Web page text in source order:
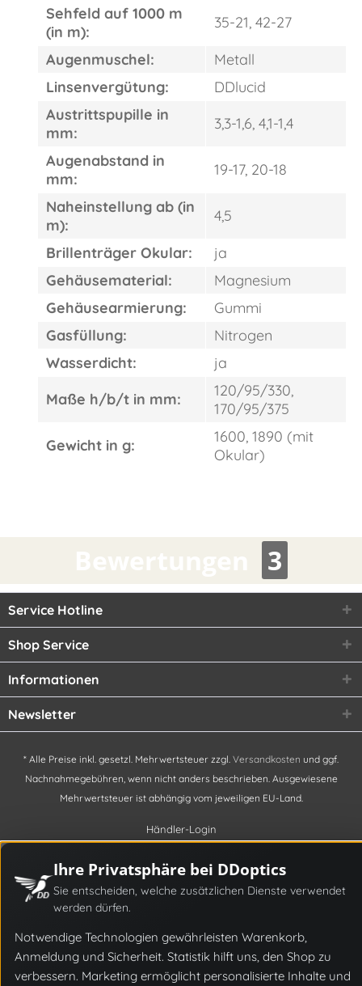
Sehfeld auf 1000 m
(in m):
35-21, 42-27
Augenmuschel:
Metall
Linsenvergütung:
DDlucid
Austrittspupille in
mm:
3,3-1,6, 4,1-1,4
Augenabstand in
mm:
19-17, 20-18
Naheinstellung ab (in
m):
4,5
Brillenträger Okular:
ja
Gehäusematerial:
Magnesium
Gehäusearmierung:
Gummi
Gasfüllung:
Nitrogen
Wasserdicht:
ja
Maße h/b/t in mm:
120/95/330,
170/95/375
Gewicht in g:
1600, 1890 (mit
Okular)
3
Service Hotline
Shop Service
Informationen
Newsletter
* Alle Preise inkl. gesetzl. Mehrwertsteuer zzgl. Versandkosten und ggf.
Nachnahmegebühren, wenn nicht anders beschrieben. Ausgewiesene
Mehrwertsteuer ist abhängig vom jeweiligen EU-Land.
Händler-Login
Ihre Privatsphäre bei DDoptics
Sie entscheiden, welche zusätzlichen Dienste verwendet
werden dürfen.
Notwendige Technologien gewährleisten Warenkorb,
Anmeldung und Sicherheit. Statistik hilft uns, den Shop zu
verbessern. Marketing ermöglicht personalisierte Inhalte und